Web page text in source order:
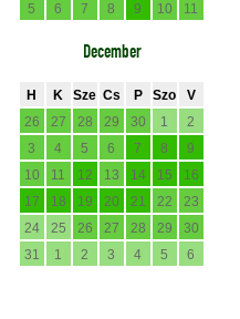
5
6 7 8 9 10 11
December
H K Sze Cs P Szo
V
26
27 28 29 30 1
2
3
4 5 6 7 8
9
10
11 12 13 14 15
16
17
18 19 20 21 22
23
24
25 26 27 28 29
30
31
1 2 3 4 5 6